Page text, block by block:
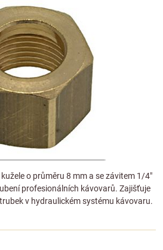
o průměru 8 mm a se závitem 1/4"
profesionálních kávovarů. Zajišťuje
v hydraulickém systému kávovaru.